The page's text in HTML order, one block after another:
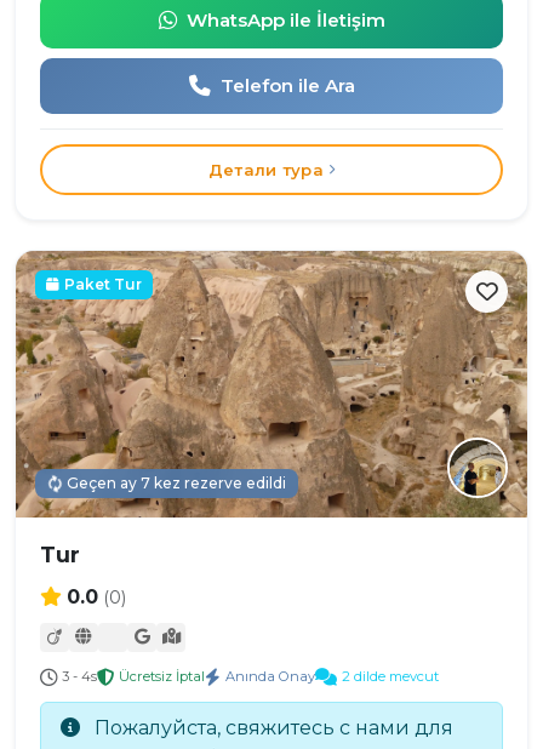
WhatsApp ile İletişim
Telefon ile Ara
Детали тура
Paket Tur
Geçen ay 7 kez rezerve edildi
Tur
0.0 (0)
3 - 4s Ücretsiz İptal Anında Onay 2 dilde mevcut
Пожалуйста, свяжитесь с нами для